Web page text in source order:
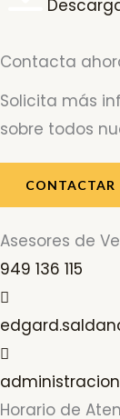
Contacta
Solicita más
sobre todos
CONTACTAR
Asesores de
949 136 115
Horario de